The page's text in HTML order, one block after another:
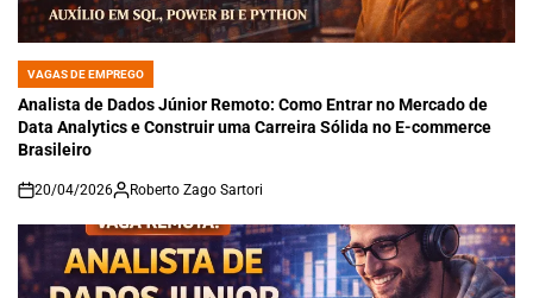
POSTED
IN
VAGAS DE EMPREGO
Analista de Dados Júnior Remoto: Como Entrar no Mercado de
Data Analytics e Construir uma Carreira Sólida no E-commerce
Brasileiro
on
20/04/2026 Roberto Zago Sartori